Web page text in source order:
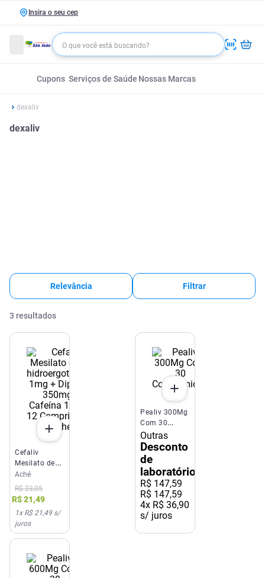
Insira o seu cep
Cupons Serviços de Saúde Nossas Marcas
dexaliv
dexaliv
Relevância Filtrar
3 resultados
Cefaliv
Mesilato de
Di-
hidroergotamina
1mg +
Dipirona
350mg +
Cafeína
100mg 12
Aché
Aché
R$ 23,05
R$21,49
1x R$ 21,49s/
juros
Pealiv 300Mg
Com 30
Comprimidos
Outras
Desconto
de
laboratório
R$ 147,59
R$ 147,59
4x R$ 36,90
s/ juros